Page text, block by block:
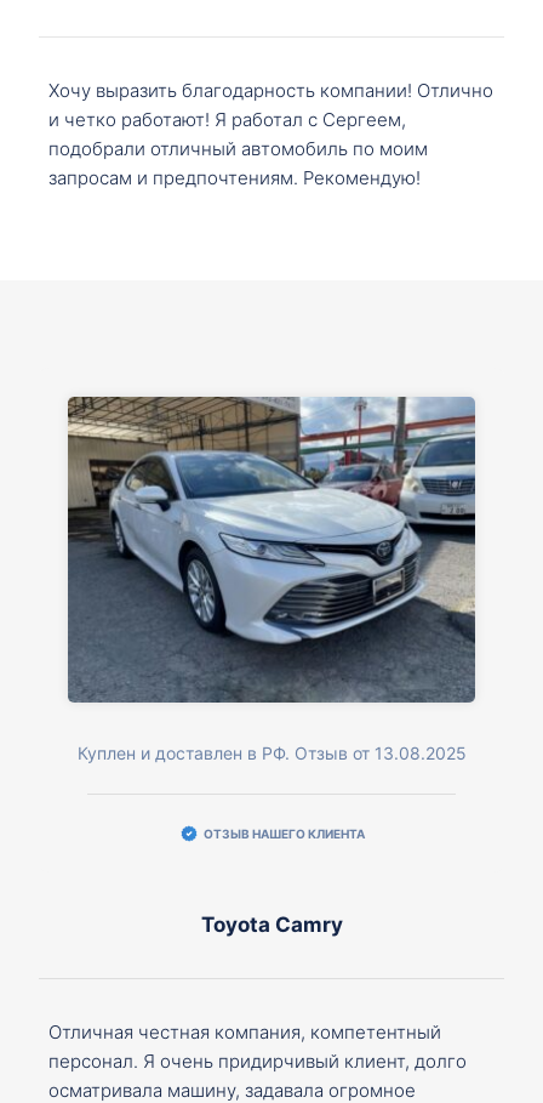
Хочу выразить благодарность компании! Отлично
и четко работают! Я работал с Сергеем,
подобрали отличный автомобиль по моим
запросам и предпочтениям. Рекомендую!
Куплен и доставлен в РФ. Отзыв от 13.08.2025
ОТЗЫВ НАШЕГО КЛИЕНТА
Toyota Camry
Отличная честная компания, компетентный
персонал. Я очень придирчивый клиент, долго
осматривала машину, задавала огромное